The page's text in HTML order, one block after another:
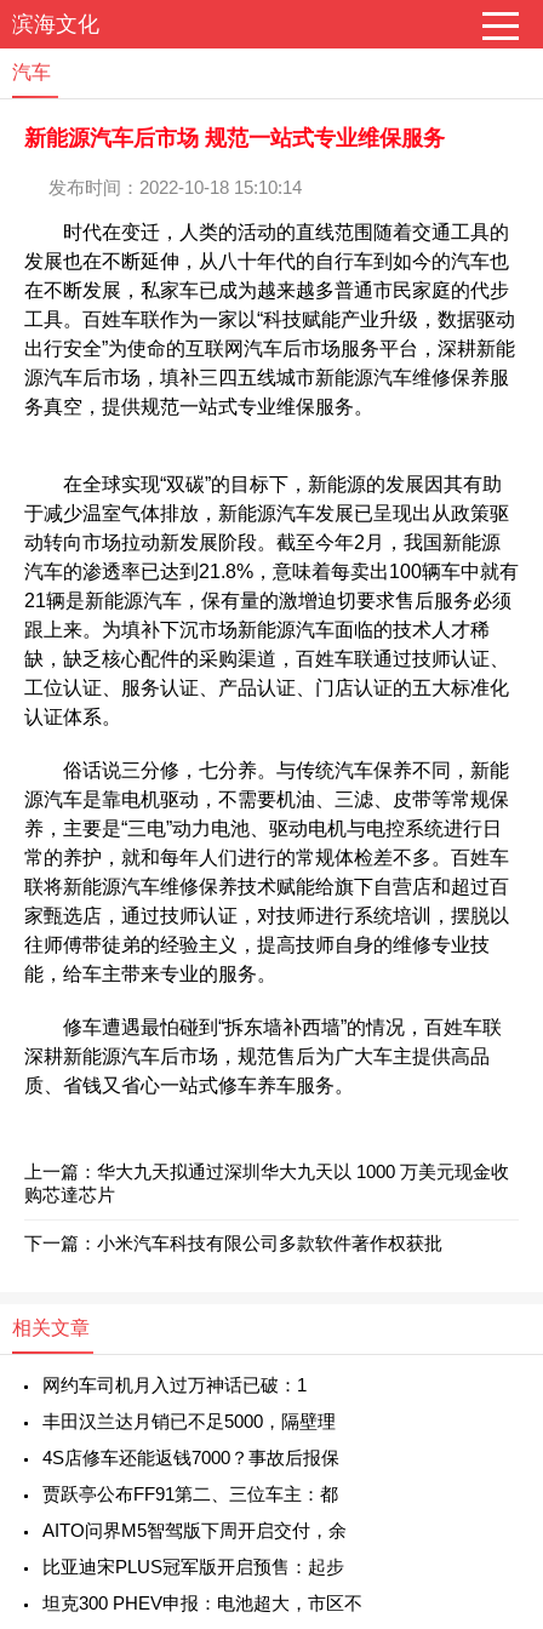
滨海文化
汽车
新能源汽车后市场 规范一站式专业维保服务
发布时间：2022-10-18 15:10:14
时代在变迁，人类的活动的直线范围随着交通工具的
发展也在不断延伸，从八十年代的自行车到如今的汽车也
在不断发展，私家车已成为越来越多普通市民家庭的代步
工具。百姓车联作为一家以“科技赋能产业升级，数据驱动
出行安全”为使命的互联网汽车后市场服务平台，深耕新能
源汽车后市场，填补三四五线城市新能源汽车维修保养服
务真空，提供规范一站式专业维保服务。
在全球实现“双碳”的目标下，新能源的发展因其有助
于减少温室气体排放，新能源汽车发展已呈现出从政策驱
动转向市场拉动新发展阶段。截至今年2月，我国新能源
汽车的渗透率已达到21.8%，意味着每卖出100辆车中就有
21辆是新能源汽车，保有量的激增迫切要求售后服务必须
跟上来。为填补下沉市场新能源汽车面临的技术人才稀
缺，缺乏核心配件的采购渠道，百姓车联通过技师认证、
工位认证、服务认证、产品认证、门店认证的五大标准化
认证体系。
俗话说三分修，七分养。与传统汽车保养不同，新能
源汽车是靠电机驱动，不需要机油、三滤、皮带等常规保
养，主要是“三电”动力电池、驱动电机与电控系统进行日
常的养护，就和每年人们进行的常规体检差不多。百姓车
联将新能源汽车维修保养技术赋能给旗下自营店和超过百
家甄选店，通过技师认证，对技师进行系统培训，摆脱以
往师傅带徒弟的经验主义，提高技师自身的维修专业技
能，给车主带来专业的服务。
修车遭遇最怕碰到“拆东墙补西墙”的情况，百姓车联
深耕新能源汽车后市场，规范售后为广大车主提供高品
质、省钱又省心一站式修车养车服务。
上一篇： 华大九天拟通过深圳华大九天以 1000 万美元现金收
购芯達芯片
下一篇： 小米汽车科技有限公司多款软件著作权获批
相关文章
网约车司机月入过万神话已破：1
丰田汉兰达月销已不足5000，隔壁理
4S店修车还能返钱7000？事故后报保
贾跃亭公布FF91第二、三位车主：都
AITO问界M5智驾版下周开启交付，余
比亚迪宋PLUS冠军版开启预售：起步
坦克300 PHEV申报：电池超大，市区不